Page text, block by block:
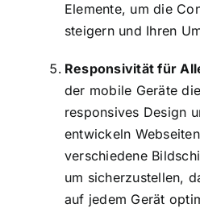
Elemente, um die
steigern und Ihren
Responsivität für
der mobile Geräte
responsives Design
entwickeln
verschiedene
um sicherzustellen,
auf jedem Gerät